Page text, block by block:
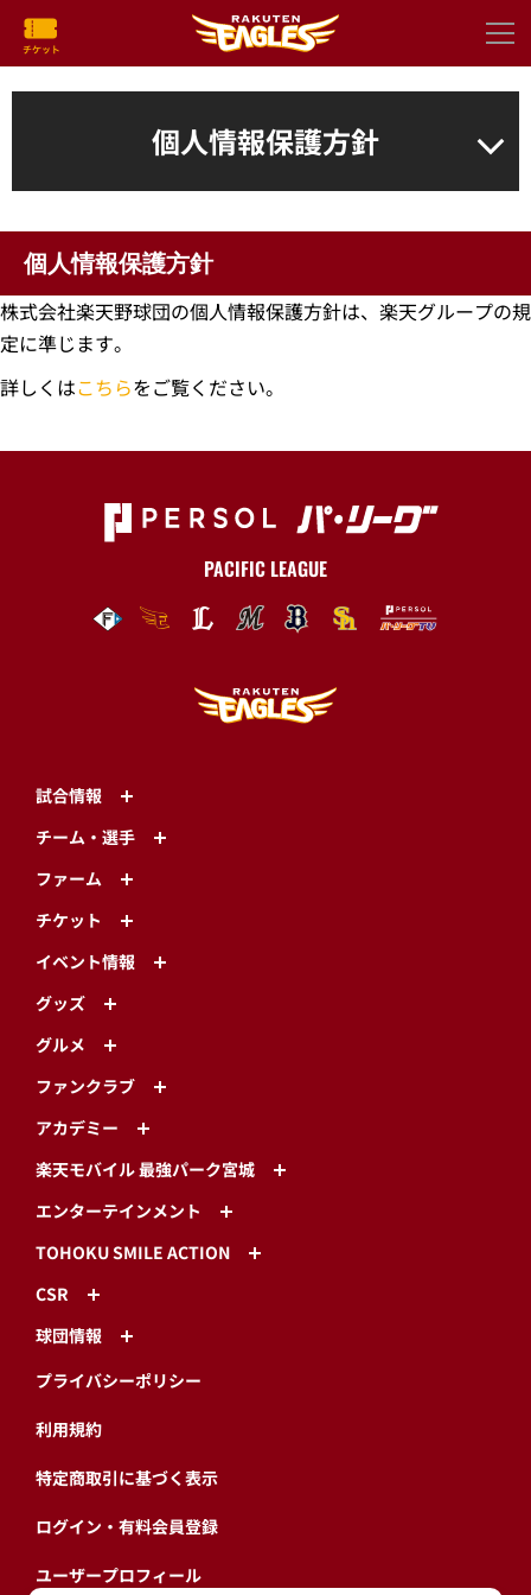
個人情報保護方針
個人情報保護方針
株式会社楽天野球団の個人情報保護方針は、楽天グループの規
定に準じます。
詳しくはこちらをご覧ください。
PACIFIC LEAGUE
試合情報
チーム・選手
ファーム
チケット
イベント情報
グッズ
グルメ
ファンクラブ
アカデミー
楽天モバイル 最強パーク宮城
エンターテインメント
TOHOKU SMILE ACTION
CSR
球団情報
プライバシーポリシー
利用規約
特定商取引に基づく表示
ログイン・有料会員登録
ユーザープロフィール